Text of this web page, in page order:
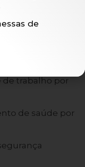
de trabalho por
de saúde por
de